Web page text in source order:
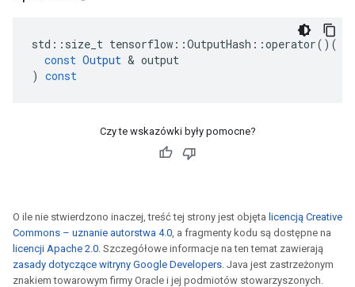
std :: size_t tensorflow ::OutputHash ::operator()(
const Output & output
) const
Czy te wskazówki były pomocne?
O ile nie stwierdzono inaczej, treść tej strony jest objęta licencją Creative
Commons – uznanie autorstwa 4.0, a fragmenty kodu są dostępne na
licencji Apache 2.0. Szczegółowe informacje na ten temat zawierają
zasady dotyczące witryny Google Developers. Java jest zastrzeżonym
znakiem towarowym firmy Oracle i jej podmiotów stowarzyszonych.